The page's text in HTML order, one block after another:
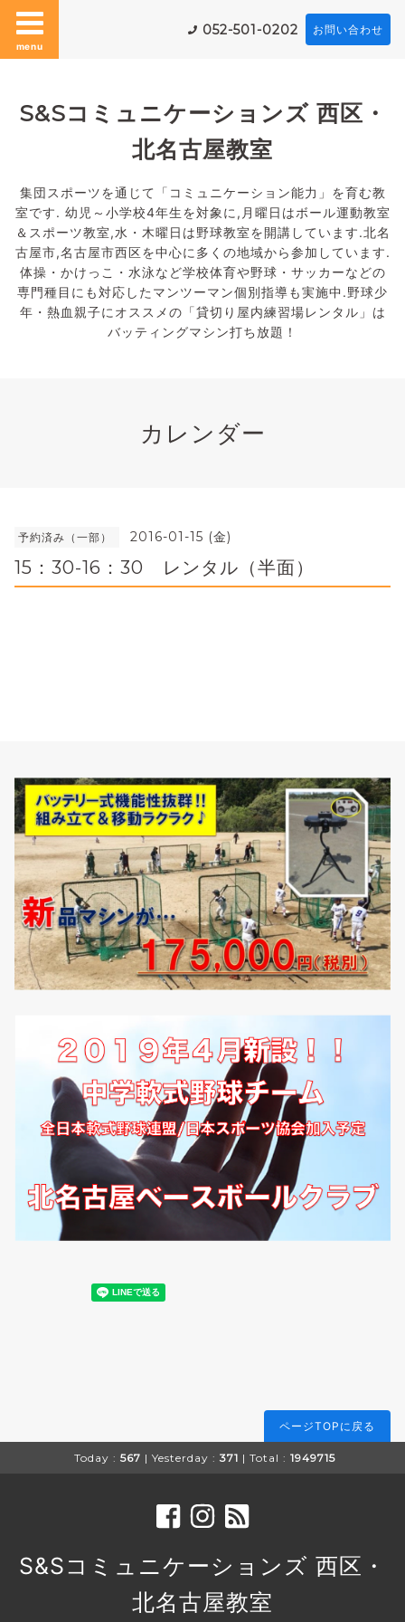
menu
052-501-0202 お問い合わせ
S&Sコミュニケーションズ 西区・
北名古屋教室
集団スポーツを通じて「コミュニケーション能力」を育む教
室です. 幼児～小学校4年生を対象に,月曜日はボール運動教室
＆スポーツ教室,水・木曜日は野球教室を開講しています.北名
古屋市,名古屋市西区を中心に多くの地域から参加しています.
体操・かけっこ・水泳など学校体育や野球・サッカーなどの
専門種目にも対応したマンツーマン個別指導も実施中.野球少
年・熱血親子にオススメの「貸切り屋内練習場レンタル」は
バッティングマシン打ち放題！
カレンダー
予約済み（一部） 2016-01-15 (金)
15：30-16：30 レンタル（半面）
ページTOPに戻る
Today : 567 | Yesterday : 371 | Total : 1949715
S&Sコミュニケーションズ 西区・
北名古屋教室